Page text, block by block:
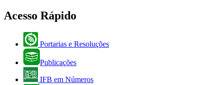
Acesso Rápido
Portarias e Resoluções
Publicações
IFB em Números